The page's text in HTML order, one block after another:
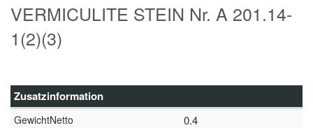
VERMICULITE STEIN Nr. A 201.14-
1(2)(3)
Zusatzinformation
GewichtNetto 0.4